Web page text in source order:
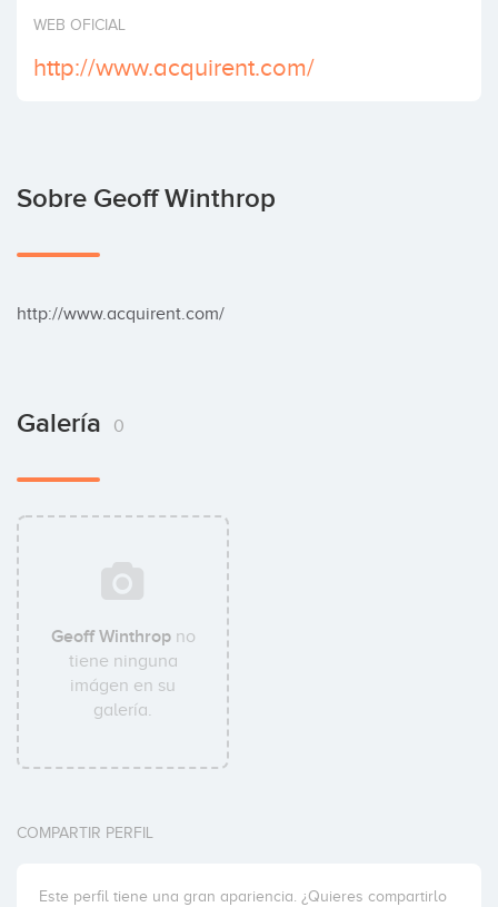
Invertir
WEB OFICIAL
http://www.acquirent.com/
Sobre Geoff Winthrop
http://www.acquirent.com/
Galería 0
Geoff Winthropno
tiene ninguna
imágen en su
galería.
COMPARTIR PERFIL
Este perfil tiene una gran apariencia. ¿Quieres compartirlo